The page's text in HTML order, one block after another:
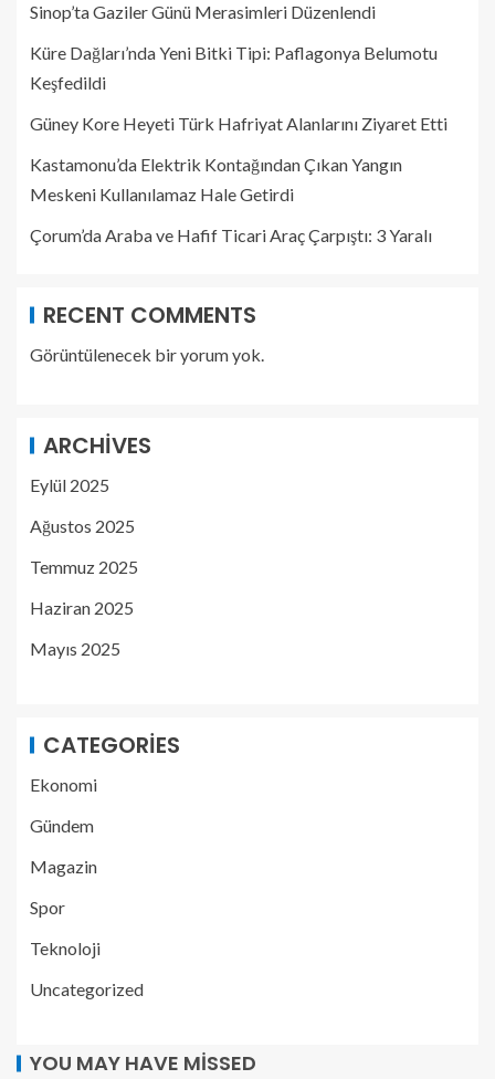
Sinop’ta Gaziler Günü Merasimleri Düzenlendi
Küre Dağları’nda Yeni Bitki Tipi: Paflagonya Belumotu
Keşfedildi
Güney Kore Heyeti Türk Hafriyat Alanlarını Ziyaret Etti
Kastamonu’da Elektrik Kontağından Çıkan Yangın
Meskeni Kullanılamaz Hale Getirdi
Çorum’da Araba ve Hafif Ticari Araç Çarpıştı: 3 Yaralı
RECENT COMMENTS
Görüntülenecek bir yorum yok.
ARCHIVES
Eylül 2025
Ağustos 2025
Temmuz 2025
Haziran 2025
Mayıs 2025
CATEGORIES
Ekonomi
Gündem
Magazin
Spor
Teknoloji
Uncategorized
YOU MAY HAVE MISSED